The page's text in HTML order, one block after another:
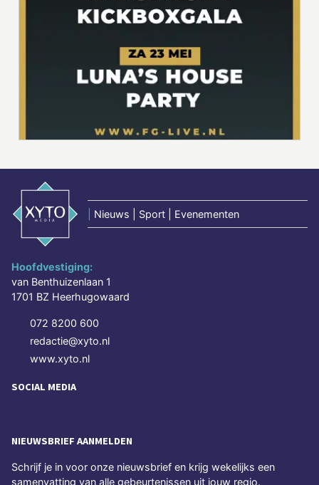
Nieuws | Sport | Evenementen
Hoofdvestiging:
van Benthuizenlaan 1
1701 BZ Heerhugowaard
072 8200 600
redactie@xyto.nl
www.xyto.nl
SOCIAL MEDIA
NIEUWSBRIEF AANMELDEN
Schrijf je in voor onze nieuwsbrief en krijg wekelijks een
samenvatting van alle gebeurtenissen uit jouw regio.